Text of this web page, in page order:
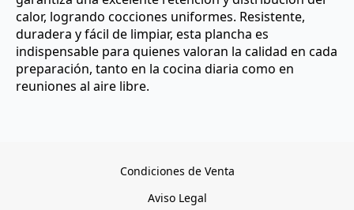
calor, logrando cocciones uniformes. Resistente,
duradera y fácil de limpiar, esta plancha es
indispensable para quienes valoran la calidad en cada
preparación, tanto en la cocina diaria como en
reuniones al aire libre.
Condiciones de Venta
Aviso Legal